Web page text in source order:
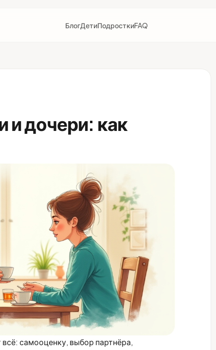
БлогДетиПодросткиFAQ
и дочери: как
самооценку, выбор партнёра,